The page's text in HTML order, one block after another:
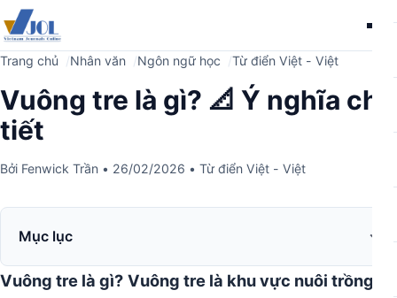
Trang chủ Nhân văn Ngôn ngữ học Từ điển Việt - Việt
Vuông tre là gì? 📐 Ý nghĩa chi
tiết
Bởi Fenwick Trần • 26/02/2026 • Từ điển Việt - Việt
Mục lục
Vuông tre là gì? Vuông tre là khu vực nuôi trồng